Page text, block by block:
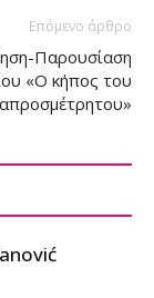
Επόμενο άρθρο
Παρουσίαση
«Ο κήπος του
απροσμέτρητου»